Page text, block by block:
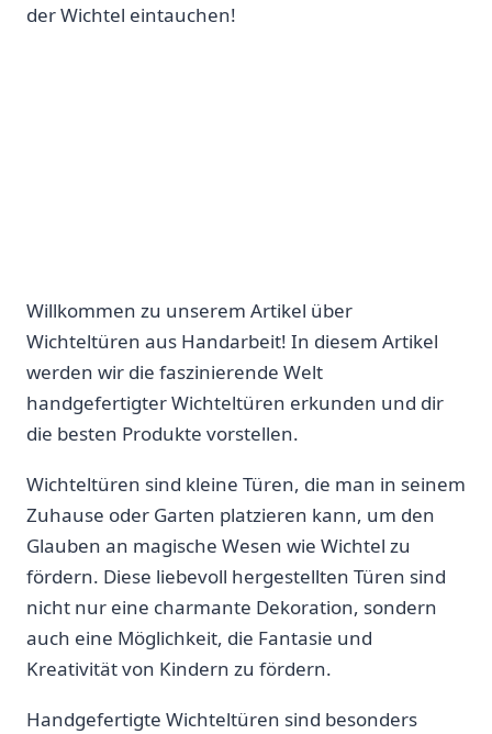
der Wichtel eintauchen!
Willkommen zu unserem Artikel über
Wichteltüren aus Handarbeit! In diesem Artikel
werden wir die faszinierende ‌Welt
handgefertigter Wichteltüren⁢ erkunden und dir
die besten Produkte⁣ vorstellen.
Wichteltüren sind kleine Türen, die man in seinem
Zuhause oder Garten platzieren kann, um den
Glauben an magische Wesen wie Wichtel zu
fördern. Diese liebevoll hergestellten Türen sind
nicht nur ‌eine ⁣charmante ⁢Dekoration, sondern
auch eine Möglichkeit, die Fantasie und
‌Kreativität von Kindern‌ zu fördern.
Handgefertigte Wichteltüren sind​ besonders